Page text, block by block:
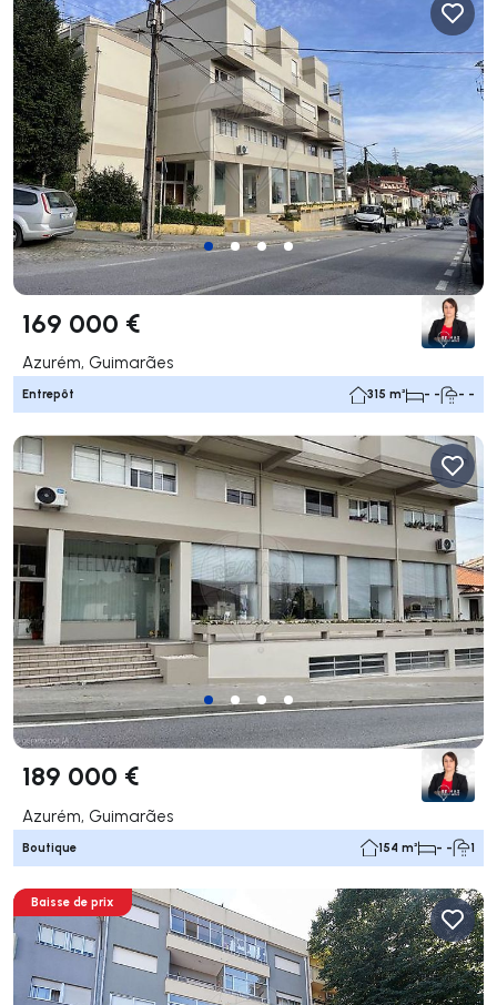
169 000 €
Azurém, Guimarães
Entrepôt 315 m² - - - -
189 000 €
Azurém, Guimarães
Boutique 154 m² - - 1
Baisse de prix